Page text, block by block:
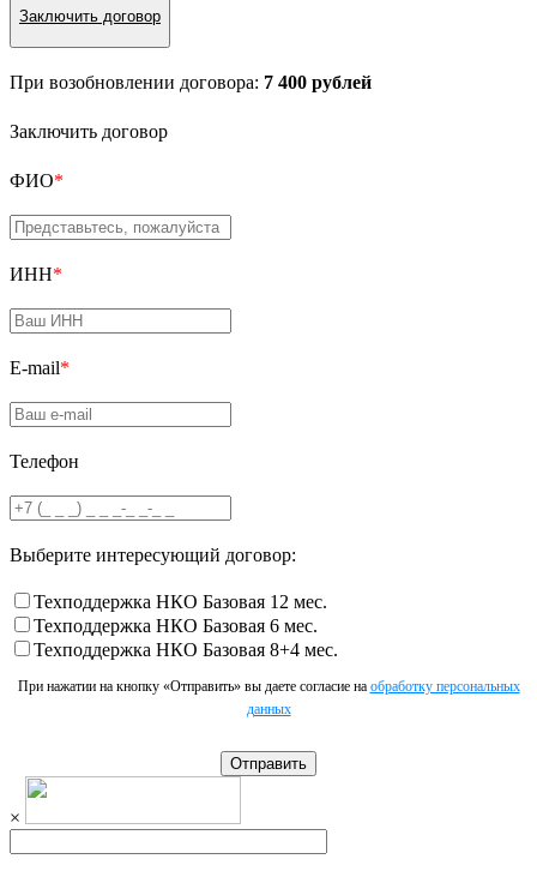
Заключить договор
При возобновлении договора: 7 400 рублей
Заключить договор
ФИО*
ИНН*
E-mail*
Телефон
Выберите интересующий договор:
Техподдержка НКО Базовая 12 мес.
Техподдержка НКО Базовая 6 мес.
Техподдержка НКО Базовая 8+4 мес.
При нажатии на кнопку «Отправить» вы даете согласие на обработку персональных
данных
Отправить
×